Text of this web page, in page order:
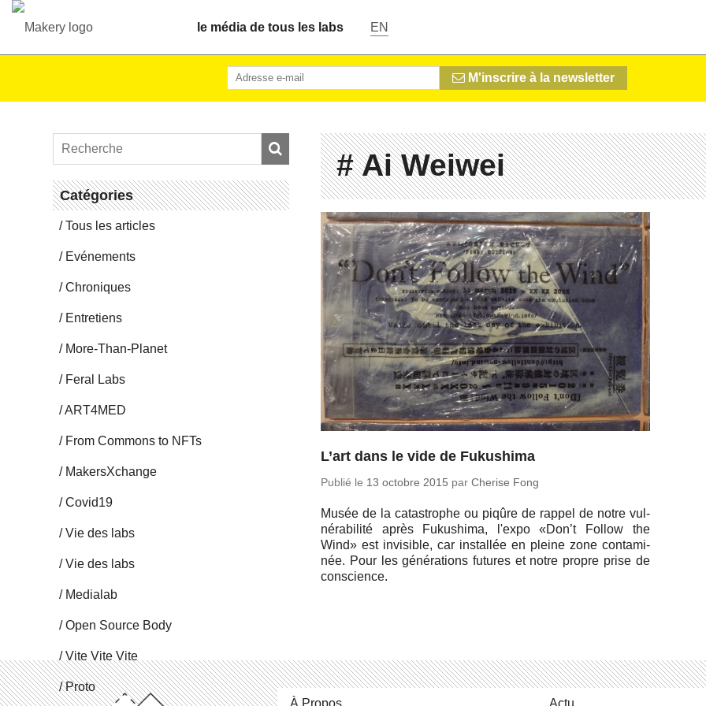
le média de tous les labs EN
M'inscrire à la newsletter
Ca­té­go­ries
Tous les articles
Evé­ne­ments
Chro­niques
En­tre­tiens
More-Than-Pla­net
Feral Labs
ART4MED
From Commons to NFTs
Ma­kersX­change
Covid19
Vie des labs
Vie des labs
Me­dia­lab
Open Source Body
Vite Vite Vite
Proto
# Ai Weiwei
L’art dans le vide de Fukushima
Publié le 13 octobre 2015 parCherise Fong
Musée de la ca­tas­trophe ou piqûre de rappel de notre vul­
né­ra­bi­lité après Fu­ku­shima, l'expo «Don’t Follow the
Wind» est in­vi­sible, car ins­tal­lée en pleine zone conta­mi­
née. Pour les gé­né­ra­tions futures et notre propre prise de
conscience.